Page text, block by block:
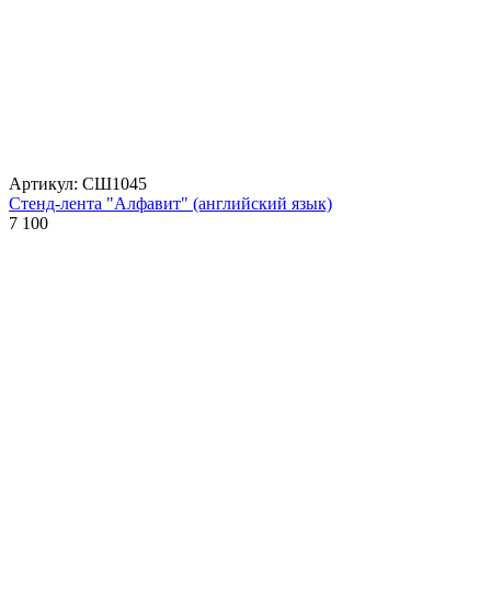
Артикул: СШ1045
Стенд-лента "Алфавит" (английский язык)
7 100